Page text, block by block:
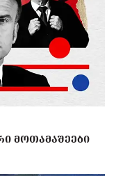
ᲛᲝᲗᲐᲛᲐᲨᲔᲔᲑᲘ